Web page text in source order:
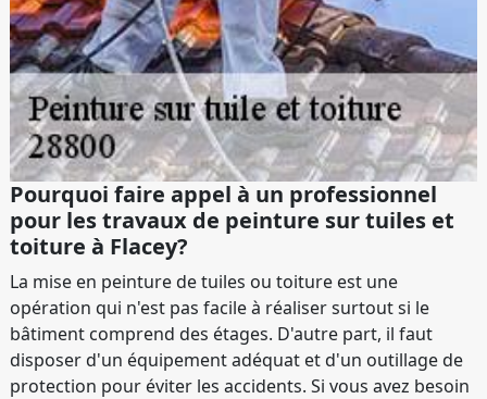
Pourquoi faire appel à un professionnel
pour les travaux de peinture sur tuiles et
toiture à Flacey?
La mise en peinture de tuiles ou toiture est une
opération qui n'est pas facile à réaliser surtout si le
bâtiment comprend des étages. D'autre part, il faut
disposer d'un équipement adéquat et d'un outillage de
protection pour éviter les accidents. Si vous avez besoin